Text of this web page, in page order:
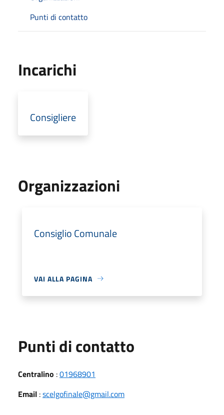
Punti di contatto
Incarichi
Consigliere
Organizzazioni
Consiglio Comunale
VAI ALLA PAGINA
Punti di contatto
Centralino :01968901
Email :scelgofinale@gmail.com